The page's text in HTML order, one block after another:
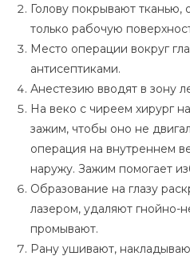
Голову покрывают тканью,
только рабочую
Место операции вокруг
антисептиками.
Анестезию вводят в зону
На веко с чиреем хирург
зажим, чтобы оно не
операция на внутреннем
наружу. Зажим помогает
Образование на глазу
лазером, удаляют гнойно-
промывают.
Рану ушивают,